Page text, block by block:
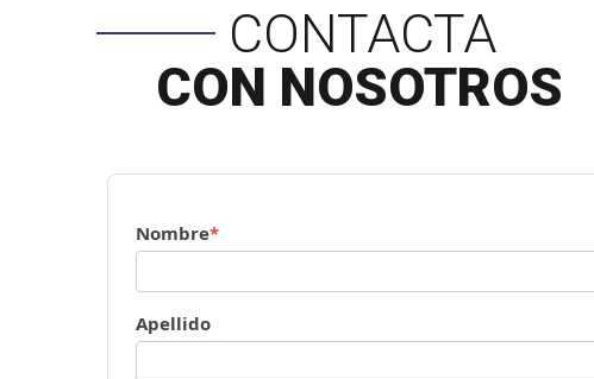
CONTACTA
CON NOSOTROS
Nombre*
Apellido